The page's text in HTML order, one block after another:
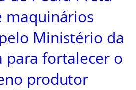
maquinários
Ministério da
para fortalecer o
produtor